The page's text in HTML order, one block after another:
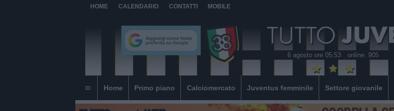
HOME CALENDARIO CONTATTI MOBILE
6 agosto ore 05:53 online: 905
Home Primo piano Calciomercato Juventus femminile Settore giovanile